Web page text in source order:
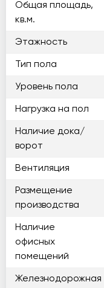
Общая площадь,
кв.м.
Этажность
Тип пола
Уровень пола
Нагрузка на пол
Наличие дока/
ворот
Вентиляция
Размещение
производства
Наличие
офисных
помещений
Железнодорожная